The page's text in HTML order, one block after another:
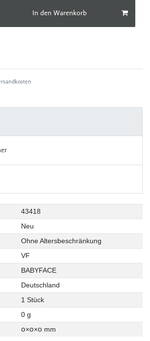
In den Warenkorb
43418
Neu
Ohne Altersbeschränkung
VF
BABYFACE
Deutschland
1 Stück
0 g
0×0×0 mm